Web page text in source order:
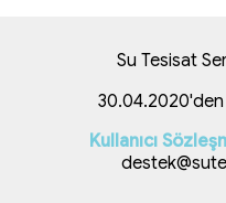
Su Tesisat
Kullanıcı